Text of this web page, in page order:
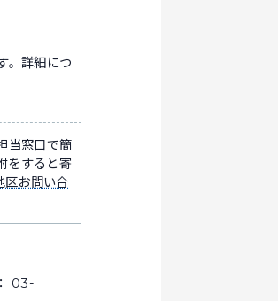
。詳細につ
当窓口で簡
をすると寄
区お問い合
03-